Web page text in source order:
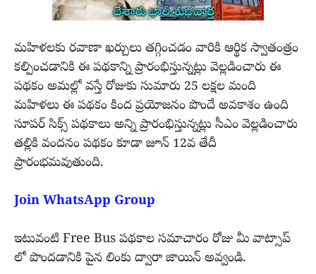
మహిళలకు రవాణా ఖర్చులు తగ్గించడం వారికి ఆర్థిక స్వాతంత్రం
కల్పించడానికి ఈ పథకాన్ని ప్రారంభిస్తున్నట్లు వెల్లడించారు ఈ
పథకం అమల్లో వస్తే రోజుకు సుమారు 25 లక్షల మంది
మహిళలు ఈ పథకం కింద ప్రయోజనం పొందే అవకాశం ఉంది
సూపర్ సిక్స్ పథకాలు అన్ని ప్రారంభిస్తున్నట్లు సీఎం వెల్లడించారు
తల్లికి వందనం పథకం కూడా జూన్ 12వ తేదీ
ప్రారంభమవుతుంది.
Join WhatsApp Group
ఇటువంటి Free Bus పథకాల సమాచారం రోజు మీ వాట్సాప్
లో పొందడానికి పైన లింకు ద్వారా జాయిన్ అవ్వండి.